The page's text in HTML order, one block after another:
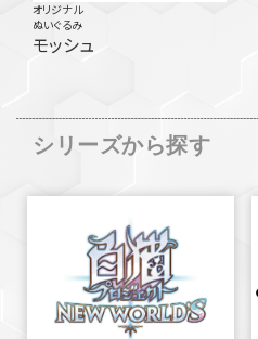
オリジナル
ぬいぐるみ
モッシュ
シリーズから探す